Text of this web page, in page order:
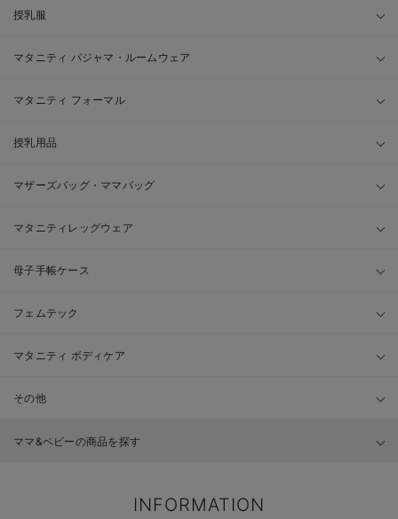
授乳服
マタニティ パジャマ・ルームウェア
マタニティ フォーマル
授乳用品
マザーズバッグ・ママバッグ
マタニティレッグウェア
母子手帳ケース
フェムテック
マタニティ ボディケア
その他
ママ&ベビーの商品を探す
INFORMATION